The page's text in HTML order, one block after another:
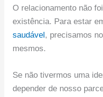
O relacionamento não
existência. Para estar
saudável , precisamos
mesmos.
Se não tivermos uma
depender de nosso